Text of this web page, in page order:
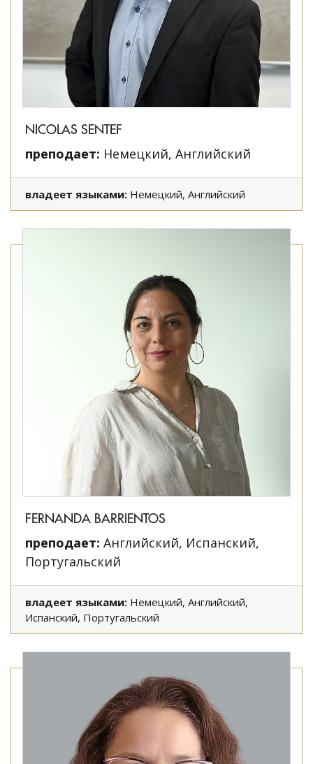
NICOLAS SENTEF
преподает: Немецкий, Английский
владеет языками: Немецкий, Английский
FERNANDA BARRIENTOS
преподает: Английский, Испанский,
Португальский
владеет языками: Немецкий, Английский,
Испанский, Португальский